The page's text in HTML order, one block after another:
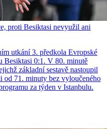
proti Besiktasi nevyužil ani
utkání 3. předkola Evropské
Besiktasi 0:1. V 80. minutě
základní sestavě nastoupil
71. minuty bez vyloučeného
za týden v Istanbulu.